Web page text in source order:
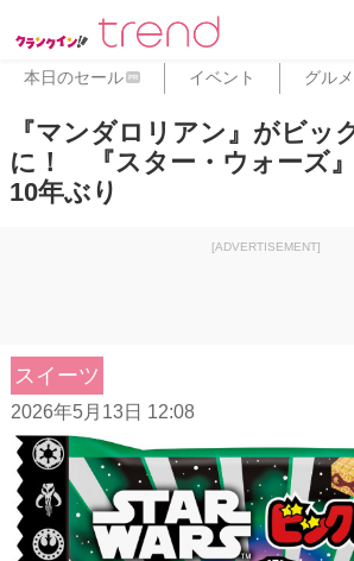
本日のセール PR イベント グルメ
『マンダロリアン』がビッ
に！ 『スター・ウォーズ
10年ぶり
[ADVERTISEMENT]
スイーツ
2026年5月13日 12:08